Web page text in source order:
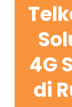
4G
di